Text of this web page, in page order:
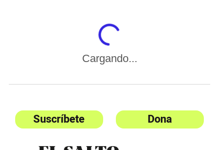
Cargando...
Suscríbete Dona